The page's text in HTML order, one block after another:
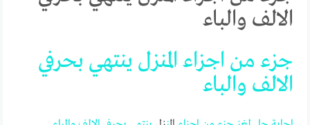
الالف والباء
جزء من اجزاء المنزل ينتهي بحرفي
الالف والباء